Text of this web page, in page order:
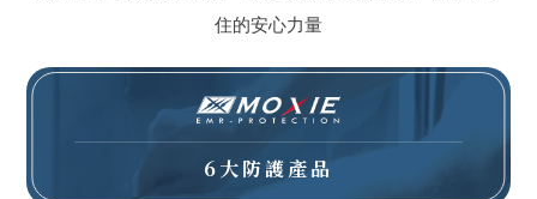
住的安心力量
6大防護產品